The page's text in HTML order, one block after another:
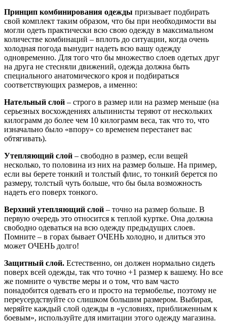
Принцип комбинирования одежды призывает подбирать
свой комплект таким образом, что бы при необходимости вы
могли одеть практически всю свою одежду в максимальном
количестве комбинаций – вплоть до ситуации, когда очень
холодная погода вынудит надеть всю вашу одежду
одновременно. Для того что бы множество слоев одетых друг
на друга не стесняли движений, одежда должна быть
специального анатомического кроя и подбираться
соответствующих размеров, а именно:
Нательный слой – строго в размер или на размер меньше (на
серьезных восхождениях альпинисты теряют от нескольких
килограмм до более чем 10 килограмм веса, так что то, что
изначально было «впору» со временем перестанет вас
обтягивать).
Утепляющий слой – свободно в размер, если вещей
несколько, то половина из них на размер больше. На пример,
если вы берете тонкий и толстый флис, то тонкий берется по
размеру, толстый чуть больше, что бы была возможность
надеть его поверх тонкого.
Верхний утепляющий слой – точно на размер больше. В
первую очередь это относится к теплой куртке. Она должна
свободно одеваться на всю одежду предыдущих слоев.
Помните – в горах бывает ОЧЕНЬ холодно, и длиться это
может ОЧЕНЬ долго!
Защитный слой. Естественно, он должен нормально сидеть
поверх всей одежды, так что точно +1 размер к вашему. Но все
же помните о чувстве меры и о том, что вам часто
понадобится одевать его и просто на термобелье, поэтому не
переусердствуйте со слишком большим размером. Выбирая,
меряйте каждый слой одежды в «условиях, приближенным к
боевым», используйте для имитации этого одежду магазина.